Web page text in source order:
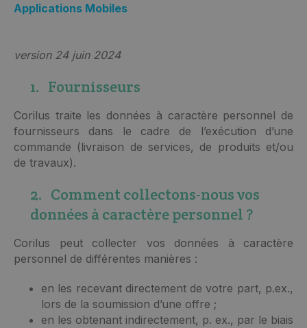
Applications Mobiles
version 24 juin 2024
1. Fournisseurs
Corilus traite les données à caractère personnel de
fournisseurs dans le cadre de l’exécution d’une
commande (livraison de services, de produits et/ou
de travaux).
2. Comment collectons-nous vos
données à caractère personnel ?
Corilus peut collecter vos données à caractère
personnel de différentes manières :
en les recevant directement de votre part, p.ex.,
lors de la soumission d’une offre ;
en les obtenant indirectement, p. ex., par le biais